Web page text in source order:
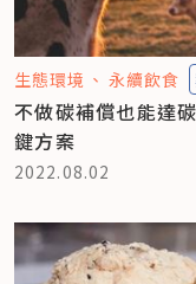
生態環境 永續飲食
不做碳補償也能達
鍵方案
2022.08.02